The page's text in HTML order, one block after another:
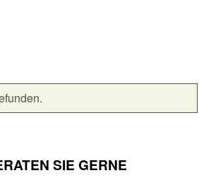
SIE GERNE